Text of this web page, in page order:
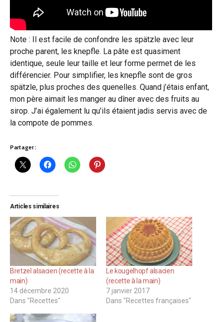
Note : Il est facile de confondre les spätzle avec leur
proche parent, les knepfle. La pâte est quasiment
identique, seule leur taille et leur forme permet de les
différencier. Pour simplifier, les knepfle sont de gros
spätzle, plus proches des quenelles. Quand j’étais enfant,
mon père aimait les manger au dîner avec des fruits au
sirop. J’ai également lu qu’ils étaient jadis servis avec de
la compote de pommes.
Partager :
Articles similaires
Bretzel alsacien (recette à la
main)
14 décembre 2020
Dans "Recettes"
Le kougelhopf alsacien
(recette à la main)
7 janvier 2017
Dans "Recettes françaises"